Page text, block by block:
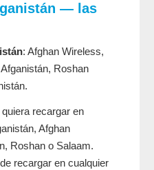
— las
: Afghan Wireless,
Roshan
recargar en
Afghan
Roshan o Salaam.
recargar en cualquier